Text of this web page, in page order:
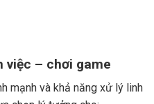
việc – chơi game
mạnh và khả năng xử lý linh